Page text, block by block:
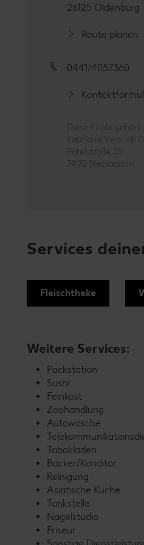
26125 Oldenburg
Route planen
0441/4057360
Diese Filiale
Kaufland Vertrieb
Rötelstraße 35
74172 Neckarsulm
Services
Fleischtheke
Weitere Services:
Packstation
Sushi
Feinkost
Zoohandlung
Autowäsche
Tabakladen
Bäcker/Konditor
Reinigung
Asiatische Küche
Tankstelle
Nagelstudio
Friseur